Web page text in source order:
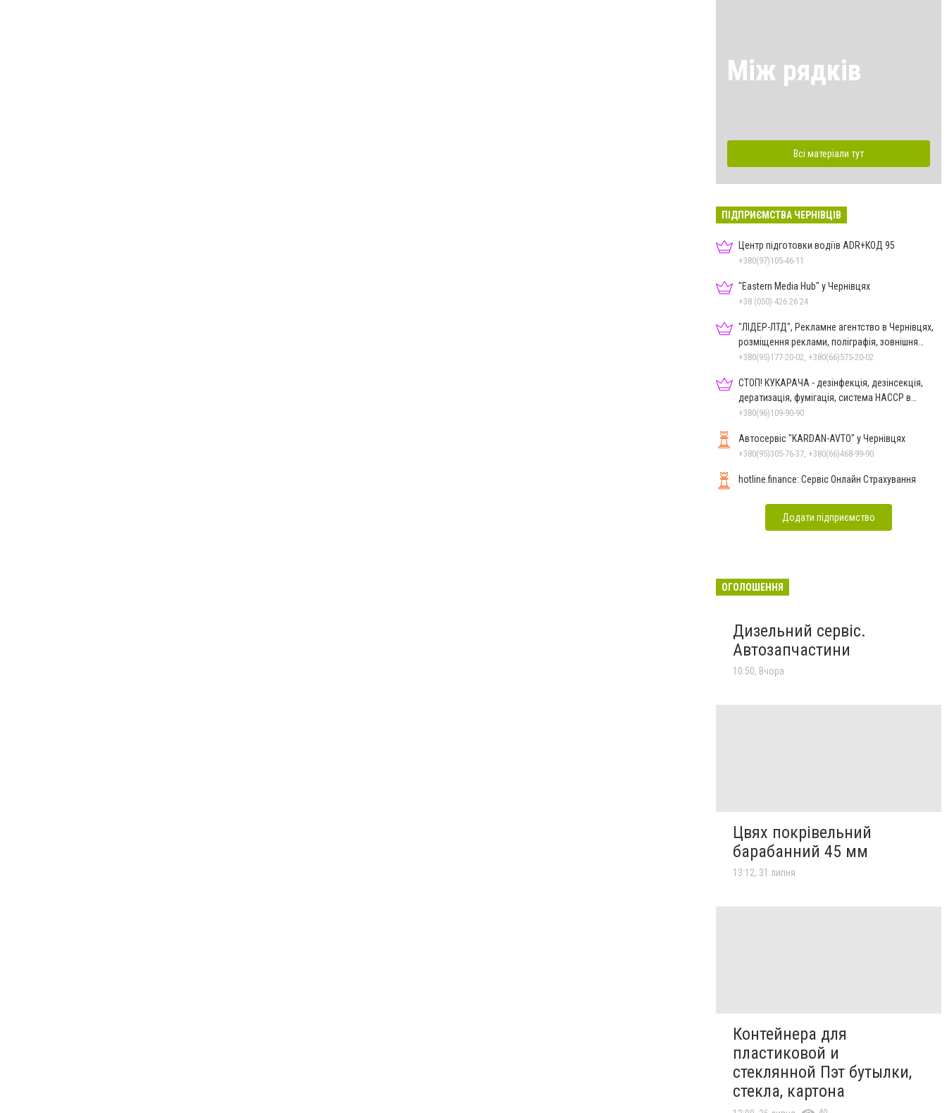
Між рядків
Всі матеріали тут
ПІДПРИЄМСТВА ЧЕРНІВЦІВ
Центр підготовки водіїв ADR+КОД 95
+380(97)105-46-11
"Eastern Media Hub" у Чернівцях
+38 (050) 426 26 24
"ЛІДЕР-ЛТД", Рекламне агентство в Чернівцях,
розміщення реклами, поліграфія, зовнішня
реклама
+380(95)177-20-02, +380(66)575-20-02
СТОП! КУКАРАЧА - дезінфекція, дезінсекція,
дератизація, фумігація, система HACCP в
Чернівцях
+380(96)109-90-90
Автосервіс "KARDAN-AVTO" у Чернівцях
+380(95)305-76-37, +380(66)468-99-90
hotline.finance: Сервіс Онлайн Страхування
Додати підприємство
ОГОЛОШЕННЯ
Дизельний сервіс.
Автозапчастини
10:50, Вчора
Цвях покрівельний
барабанний 45 мм
13:12, 31 липня
Контейнера для
пластиковой и
стеклянной Пэт бутылки,
стекла, картона